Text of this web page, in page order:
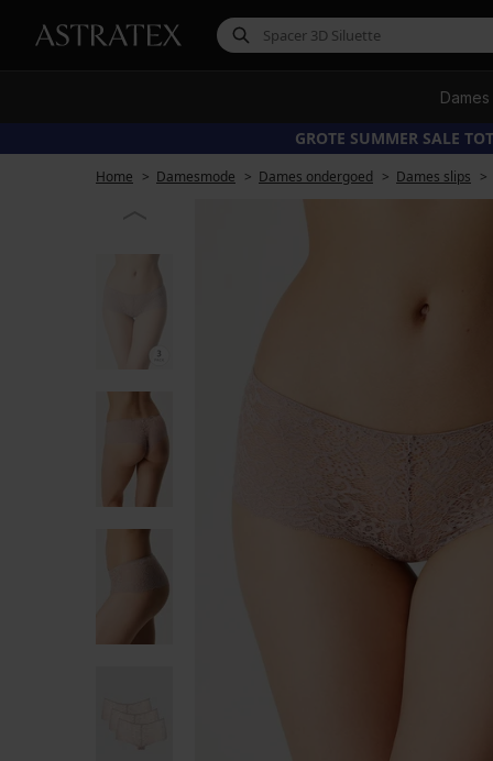
Dames
GROTE SUMMER SALE
Home Damesmode Dames ondergoed Dames slips